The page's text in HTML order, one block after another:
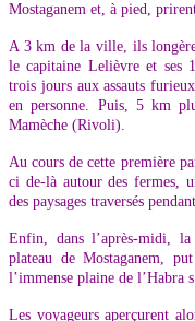
Mostaganem et, à pied,
A 3 km de la ville, ils
le capitaine Lelièvre et ses
trois jours aux assauts
en personne. Puis, 5 km
Mamèche (Rivoli).
Au cours de cette première
ci de-là autour des fermes,
des paysages traversés
Enfin, dans l’après-midi,
plateau de Mostaganem,
l’immense plaine de l’Habra
Les voyageurs aperçurent